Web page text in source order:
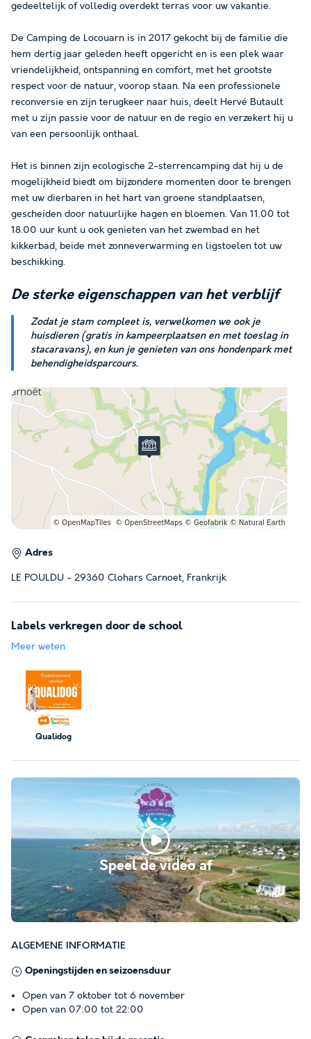
gedeeltelijk of volledig overdekt terras voor uw vakantie.
De Camping de Locouarn is in 2017 gekocht bij de familie die
hem dertig jaar geleden heeft opgericht en is een plek waar
vriendelijkheid, ontspanning en comfort, met het grootste
respect voor de natuur, voorop staan. Na een professionele
reconversie en zijn terugkeer naar huis, deelt Hervé Butault
met u zijn passie voor de natuur en de regio en verzekert hij u
van een persoonlijk onthaal.
Het is binnen zijn ecologische 2-sterrencamping dat hij u de
mogelijkheid biedt om bijzondere momenten door te brengen
met uw dierbaren in het hart van groene standplaatsen,
gescheiden door natuurlijke hagen en bloemen. Van 11.00 tot
18.00 uur kunt u ook genieten van het zwembad en het
kikkerbad, beide met zonneverwarming en ligstoelen tot uw
beschikking.
De sterke eigenschappenvan het verblijf
Zodat je stam compleet is, verwelkomen we ook je
huisdieren (gratis in kampeerplaatsen en met toeslag in
stacaravans), en kun je genieten van ons hondenpark met
behendigheidsparcours.
Adres
LE POULDU - 29360 Clohars Carnoet, Frankrijk
Labels verkregen door de school
Meer weten
Qualidog
Speel de video af
ALGEMENE INFORMATIE
Openingstijden en seizoensduur
Open van 7 oktober tot 6 november
Open van 07:00 tot 22:00